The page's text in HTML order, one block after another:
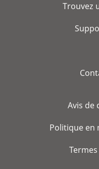
Trouvez
Avis de
Politique en